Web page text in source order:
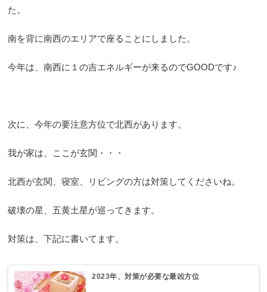
た。
南を背に南西のエリアで座ることにしました。
今年は、南西に１の吉エネルギーが来るのでGOODです♪
次に、今年の要注意方位で北西があります。
我が家は、ここが玄関・・・
北西が玄関、寝室、リビングの方は対策してくださいね。
破壊の星、五黄土星が巡ってきます。
対策は、下記に書いてます。
2023年、対策が必要な最凶方位